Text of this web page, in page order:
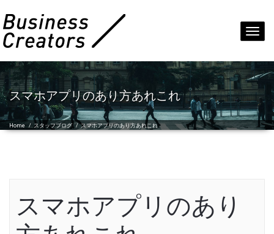
スマホアプリのあり方あれこれ
Home / スタッフブログ /スマホアプリのあり方あれこれ
スマホアプリのあり